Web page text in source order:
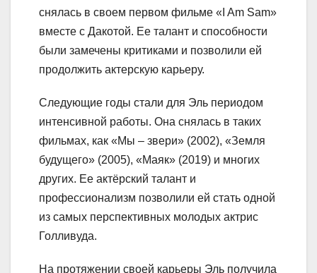
снялась в своем первом фильме «I Am Sam»
вместе с Дакотой. Ее талант и способности
были замечены критиками и позволили ей
продолжить актерскую карьеру.
Следующие годы стали для Эль периодом
интенсивной работы. Она снялась в таких
фильмах, как «Мы – звери» (2002), «Земля
будущего» (2005), «Маяк» (2019) и многих
других. Ее актёрский талант и
профессионализм позволили ей стать одной
из самых перспективных молодых актрис
Голливуда.
На протяжении своей карьеры Эль получила